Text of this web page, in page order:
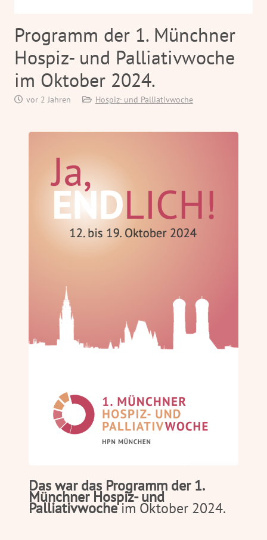
Programm der 1. Münchner
Hospiz- und Palliativwoche
im Oktober 2024.
vor 2 Jahren Hospiz- und Palliativwoche
Das war das Programm der 1.
Münchner Hospiz- und
Palliativwocheim Oktober 2024.